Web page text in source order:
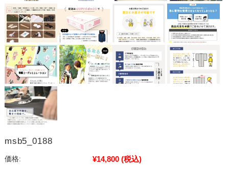
msb5_0188
価格: ¥14,800 (税込)